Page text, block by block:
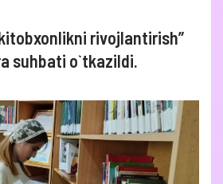
rivojlantirish”
suhbati o`tkazildi.